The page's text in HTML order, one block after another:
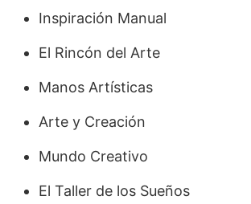
Inspiración Manual
El Rincón del Arte
Manos Artísticas
Arte y Creación
Mundo Creativo
El Taller de los Sueños